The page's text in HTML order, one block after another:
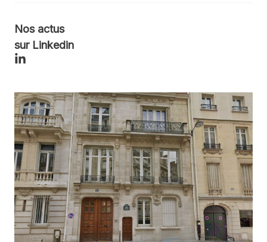
Nos actus
sur Linkedin